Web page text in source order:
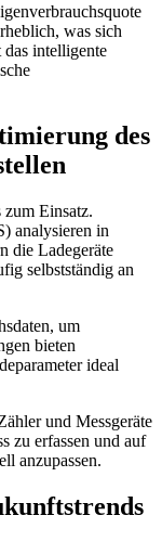
was sich
intelligente
des
Einsatz.
analysieren in
die Ladegeräte
selbstständig an
um
bieten
ideal
und Messgeräte
zu erfassen und auf
anzupassen.